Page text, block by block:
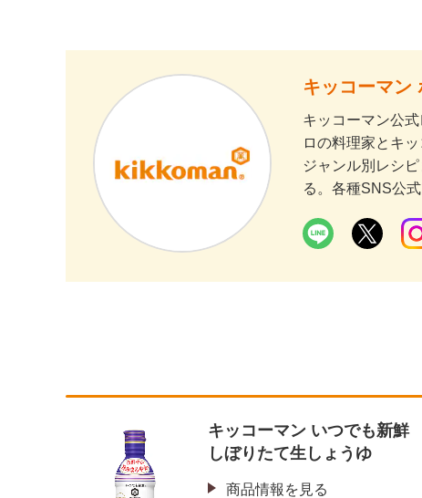
キッコーマン
キッコーマン公
ロの料理家とキ
ジャンル別レシ
る。各種SNS公
キッコーマン いつでも新鮮
しぼりたて生しょうゆ
商品情報を見る